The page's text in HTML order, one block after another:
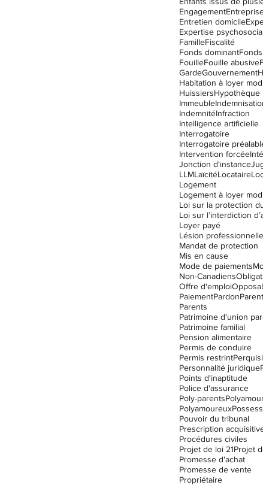
Engagement
Entretien domicile
Expertise
FamilleFiscalité
Fonds dominant
FouilleFouille abusive
GardeGouvernement
Habitation à loyer
HuissiersHypothèque
Immeuble
IndemnitéInfraction
Intelligence artificielle
Interrogatoire
Interrogatoire
Intervention forcée
Jonction d'instance
LLMLaïcitéLocataire
Logement
Logement à loyer
Loyer payé
Lésion professionnelle
Mandat de protection
Mis en cause
Mode de paiements
Non-Canadiens
Offre d'emploi
PaiementPardon
Parents
Patrimoine d'union
Patrimoine familial
Pension alimentaire
Permis de conduire
Permis restrint
Personnalité juridique
Points d'inaptitude
Police d'assurance
Poly-parents
Polyamoureux
Pouvoir du tribunal
Prescription
Procédures civiles
Projet de loi 21Projet
Promesse d'achat
Promesse de vente
Propriétaire